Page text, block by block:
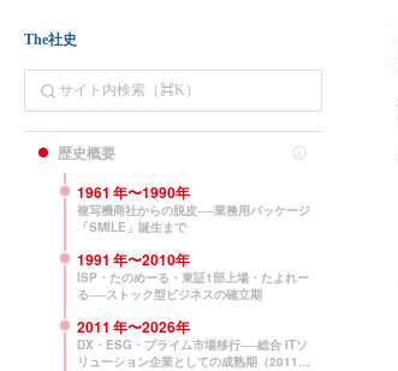
The社史
歴史概要
1961 年〜1990年
複写機商社からの脱皮──業務用パッケージ
「SMILE」誕生まで
1991 年〜2010年
ISP・たのめーる・東証1部上場・たよれー
る──ストック型ビジネスの確立期
2011 年〜2026年
DX・ESG・プライム市場移行──総合 ITソ
リューション企業としての成熟期（2011〜